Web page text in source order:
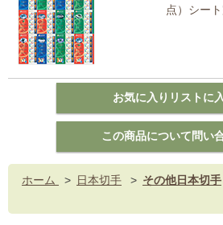
点）シー
ホーム > 日本切手 > その他日本切手